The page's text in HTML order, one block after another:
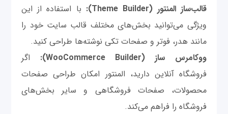
قالب‌ساز المنتور (Theme Builder):
با استفاده از این
ویژگی می‌توانید بخش‌های مختلف قالب سایت خود را
مانند هدر، فوتر و صفحات تکی نوشته‌ها طراحی کنید.
ووکامرس ساز (WooCommerce Builder):
اگر
فروشگاه آنلاین دارید، المنتور امکان طراحی صفحات
محصولات، صفحات فروشگاهی و سایر بخش‌های
فروشگاه را فراهم می‌کند.